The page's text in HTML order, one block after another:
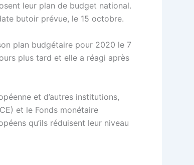
leur plan de budget national.
butoir prévue, le 15 octobre.
plan budgétaire pour 2020 le 7
plus tard et elle a réagi après
et d’autres institutions,
et le Fonds monétaire
qu’ils réduisent leur niveau